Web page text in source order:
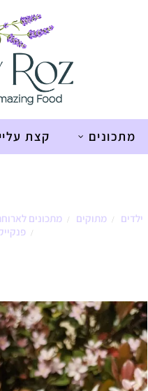
מתכונים קצת עליי
ילדים / מתוקים / מתכונים
/